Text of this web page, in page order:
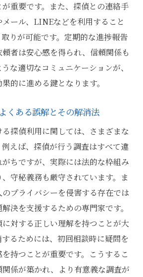
重要です。また、探偵との連絡手
ール、LINEなどを利用すること
りが可能です。定期的な進捗報告
者は安心感を得られ、信頼関係も
な適切なコミュニケーションが、
的に進める鍵となります。
くある誤解とその解消法
探偵利用に関しては、さまざまな
えば、探偵が行う調査はすべて違
ちですが、実際には法的な枠組み
守秘義務も厳守されています。ま
プライバシーを侵害する存在では
決を支援するための専門家です。
対する正しい理解を持つことが大
るためには、初回相談時に疑問を
持つことが重要です。こうするこ
係が築かれ、より有意義な調査が